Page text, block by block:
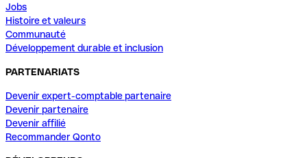
Jobs
Histoire et valeurs
Communauté
Développement durable et inclusion
PARTENARIATS
Devenir expert-comptable partenaire
Devenir partenaire
Devenir affilié
Recommander Qonto